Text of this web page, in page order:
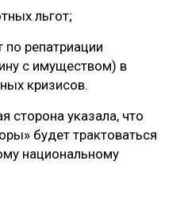
льгот;
по репатриации
с имуществом) в
кризисов.
сторона указала, что
будет трактоваться
национальному